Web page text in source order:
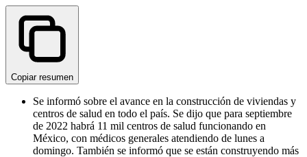
Copiar resumen
Se informó sobre el avance en la construcción de viviendas y
centros de salud en todo el país. Se dijo que para septiembre
de 2022 habrá 11 mil centros de salud funcionando en
México, con médicos generales atendiendo de lunes a
domingo. También se informó que se están construyendo más